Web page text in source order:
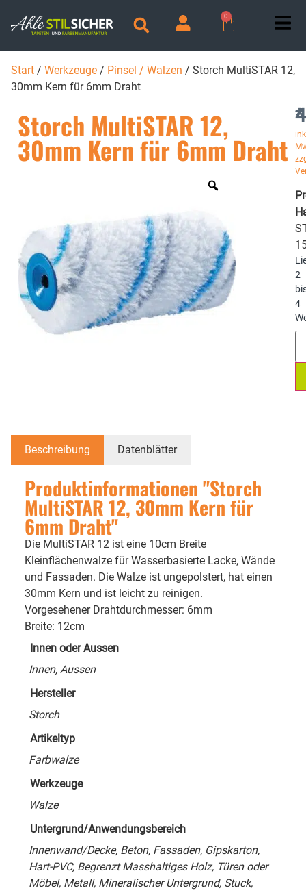
0
Start / Werkzeuge / Pinsel / Walzen / Storch MultiSTAR 12,
30mm Kern für 6mm Draht
Storch MultiSTAR 12,
30mm Kern für 6mm Draht
*
2
4
Beschreibung Datenblätter
Produktinformationen "Storch
MultiSTAR 12, 30mm Kern für
6mm Draht"
Die MultiSTAR 12 ist eine 10cm Breite
Kleinflächenwalze für Wasserbasierte Lacke, Wände
und Fassaden. Die Walze ist ungepolstert, hat einen
30mm Kern und ist leicht zu reinigen.
Vorgesehener Drahtdurchmesser: 6mm
Breite: 12cm
Innen oder Aussen
Innen, Aussen
Hersteller
Storch
Artikeltyp
Farbwalze
Werkzeuge
Walze
Untergrund/Anwendungsbereich
Innenwand/Decke, Beton, Fassaden, Gipskarton,
Hart-PVC, Begrenzt Masshaltiges Holz, Türen oder
Möbel, Metall, Mineralischer Untergrund, Stuck,